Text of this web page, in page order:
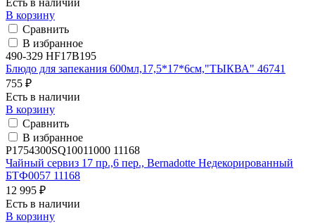
В корзину
Сравнить
В избранное
490-329 HF17B195
Блюдо для запекания 600мл,17,5*17*6см,"ТЫКВА" 46741
755 ₽
Есть в наличии
В корзину
Сравнить
В избранное
P1754300SQ10011000 11168
Чайный сервиз 17 пр.,6 пер., Bernadotte Недекорированный
БТФ0057 11168
12 995 ₽
Есть в наличии
В корзину